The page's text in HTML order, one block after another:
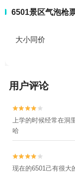
6501景区气泡枪
大小同价
用户评论


上学的时候经常在
哈


现在的6501己有很大